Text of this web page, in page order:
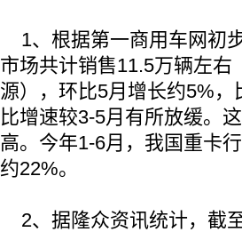
1、根据第一商用车网初
市场共计销售11.5万辆左
源），环比5月增长约5%
比增速较3-5月有所放缓。
高。今年1-6月，我国重卡
约22%。
2、据隆众资讯统计，截